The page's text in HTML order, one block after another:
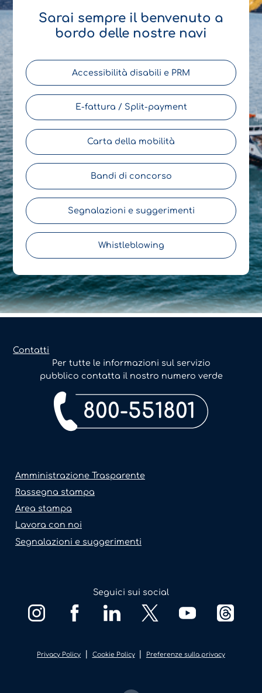
Sarai sempre il benvenuto a
bordo delle nostre navi
Accessibilità disabili e PRM
E-fattura / Split-payment
Carta della mobilità
Bandi di concorso
Segnalazioni e suggerimenti
Whistleblowing
Contatti
Per tutte le informazioni sul servizio
pubblico contatta il nostro numero verde
800-551801
Amministrazione Trasparente
Rassegna stampa
Area stampa
Lavora con noi
Segnalazioni e suggerimenti
Seguici sui social
Privacy Policy Cookie Policy Preferenze sulla privacy